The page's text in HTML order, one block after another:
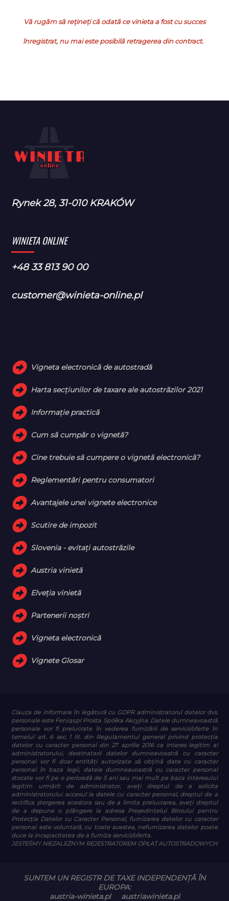
Vă rugăm să rețineți că odată ce vinieta a fost cu succes
înregistrat, nu mai este posibilă retragerea din contract.
Rynek 28, 31-010 KRAKÓW
WINIETA ONLINE
+48 33 813 90 00
customer@winieta-online.pl
Vigneta electronică de autostradă
Harta secțiunilor de taxare ale autostrăzilor 2021
Informație practică
Cum să cumpăr o vignetă?
Cine trebuie să cumpere o vignetă electronică?
Reglementări pentru consumatori
Avantajele unei vignete electronice
Scutire de impozit
Slovenia - evitați autostrăzile
Austria vinietă
Elveţia vinietă
Partenerii noștri
Vigneta electronică
Vignete Glosar
Clauza de informare în legătură cu GDPR administratorul datelor dvs.
personale este Feniqs.pl Prosta Spółka Akcyjna. Datele dumneavoastră
personale vor fi prelucrate în vederea furnizării de servicii/oferte în
temeiul art. 6 sec. 1 lit. din Regulamentul general privind protecția
datelor cu caracter personal din 27 aprilie 2016 ca interes legitim al
administratorului, destinatarii datelor dumneavoastră cu caracter
personal vor fi doar entități autorizate să obțină date cu caracter
personal în baza legii, datele dumneavoastră cu caracter personal
stocate vor fi pe o perioadă de 5 ani sau mai mult pe baza interesului
legitim urmărit de administrator, aveți dreptul de a solicita
administratorului accesul la datele cu caracter personal, dreptul de a
rectifica ștergerea acestora sau de a limita prelucrarea, aveți dreptul
de a depune o plângere la adresa Președintelui Biroului pentru
Protecția Datelor cu Caracter Personal, furnizarea datelor cu caracter
personal este voluntară, cu toate acestea, nefurnizarea datelor poate
duce la incapacitatea de a furniza servicii/oferta.
JESTEŚMY NIEZALEŻNYM REJESTRATOREM OPŁAT AUTOSTRADOWYCH
SUNTEM UN REGISTR DE TAXE INDEPENDENȚĂ ÎN
EUROPA:
austria-winieta.pl
austriawinieta.pl